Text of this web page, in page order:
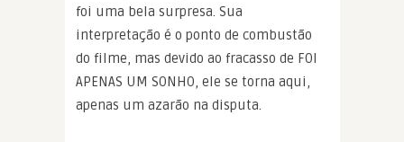
foi uma bela surpresa. Sua
interpretação é o ponto de combustão
do filme, mas devido ao fracasso de FOI
APENAS UM SONHO, ele se torna aqui,
apenas um azarão na disputa.